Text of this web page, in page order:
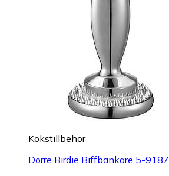
Kökstillbehör
Dorre Birdie Biffbankare 5-9187